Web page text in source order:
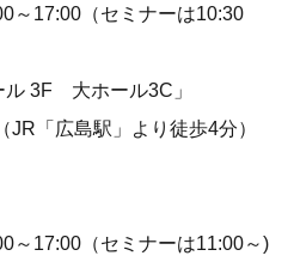
～17:00（セミナーは10:30
ル 3F 大ホール3C」
「広島駅」より徒歩4分）
～17:00（セミナーは11:00～)